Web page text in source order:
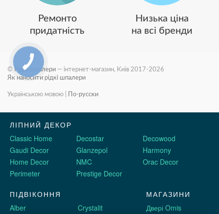
Ремонто
придатність
Низька ціна
на всі бренди
© Рідкі шпалери — інтернет-магазин, Київ 2017-2026
Як наносити рідкі шпалери
Українською мовою По-русски
ЛІПНИЙ ДЕКОР
Classic Home
Decostar
Decowood
Gaudi Decor
Glanzepol
Harmony
Home Decor
NMC
Orac Decor
Perimeter
Prestige Decor
ПІДВІКОННЯ
Alber
Crystalit
МАГАЗИНИ
Двері Omis